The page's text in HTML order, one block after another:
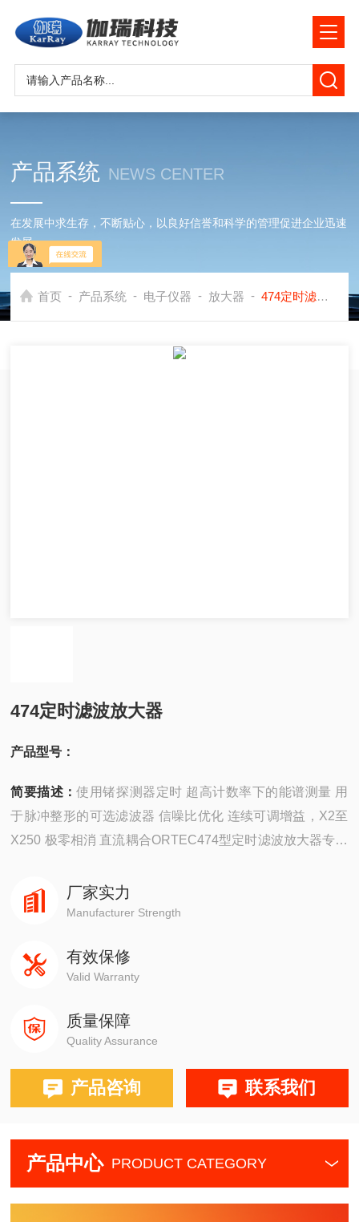
产品系统 NEWS CENTER
在发展中求生存，不断贴心，以良好信誉和科学的管理促进企业迅速
发展
首页 - 产品系统 - 电子仪器 - 放大器 - 474定时滤波放大器
474定时滤波放大器
产品型号：
简要描述：使用锗探测器定时 超高计数率下的能谱测量 用
于脉冲整形的可选滤波器 信噪比优化 连续可调增益，X2至
X250 极零相消 直流耦合ORTEC474型定时滤波放大器专门
厂家实力
Manufacturer Strength
有效保修
Valid Warranty
质量保障
Quality Assurance
产品咨询 联系我们
产品中心 PRODUCT CATEGORY